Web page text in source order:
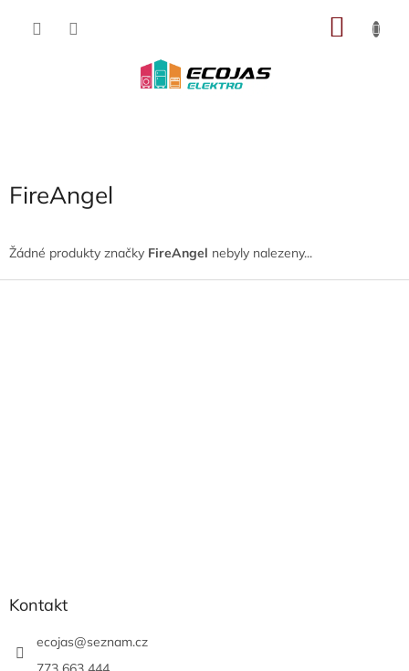
FireAngel
Žádné produkty značky FireAngel nebyly nalezeny...
Kontakt
ecojas@seznam.cz